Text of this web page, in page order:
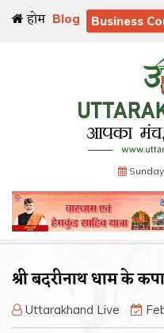
होम Blog Business
श्री बदरीनाथ धाम के
Uttarakhand Live